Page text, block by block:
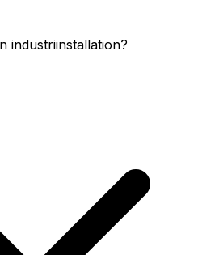
industriinstallation?